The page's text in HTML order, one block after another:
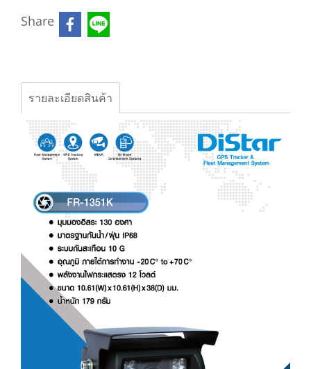
Share
รายละเอียดสินค้า